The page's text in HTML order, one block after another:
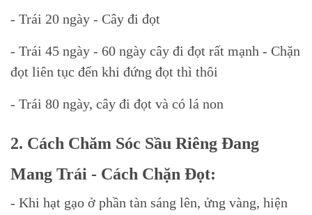
- Trái 20 ngày - Cây đi đọt
- Trái 45 ngày - 60 ngày cây đi đọt rất mạnh - Chặn
đọt liên tục đến khi đứng đọt thì thôi
- Trái 80 ngày, cây đi đọt và có lá non
2. Cách Chăm Sóc Sầu Riêng Đang
Mang Trái - Cách Chặn Đọt:
- Khi hạt gạo ở phần tàn sáng lên, ửng vàng, hiện